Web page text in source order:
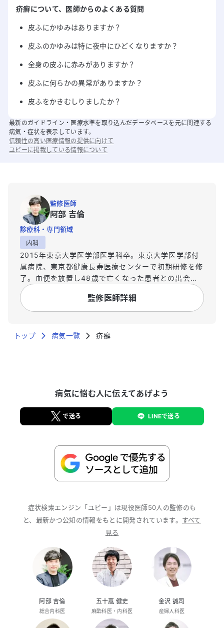
疥癬について、医師からのよくある質問
皮ふにかゆみはありますか？
皮ふのかゆみは特に夜中にひどくなりますか？
全身の皮ふに赤みがありますか？
皮ふに何らかの異常がありますか？
皮ふをかきむしりましたか？
最新のガイドライン・医療水準を取り込んだデータベースを元に関連する
病気・症状を表示しています。
信頼性の高い医療情報の提供に向けて
ユビーに掲載している情報について
監修医師
阿部 吉倫
診療科・専門領域
内科
2015年東京大学医学部医学科卒。東京大学医学部付
属病院、東京都健康長寿医療センターで初期研修を修
了。血便を放置し48歳で亡くなった患者との出会い
をきっかけにデータサイエンスの世界へ。2017年5月
にUbie株式会社を共同創業。2019年12月より日本救
急医学会救急AI研究活性化特別委員会委員。2020年
部門選出。
監修医師詳細
トップ 病気一覧 疥癬
病気に悩む人に伝えてあげよう
で送る LINEで送る
症状検索エンジン「ユビー」は現役医師50人の監修のも
と、最新かつ公知の情報をもとに開発されています。 すべて
見る
阿部 吉倫
総合内科医
五十嵐 健史
麻酔科医・内科医
金沢 誠司
産婦人科医